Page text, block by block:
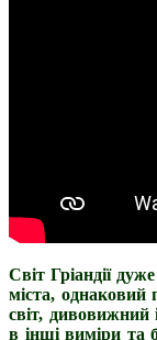
Світ Гріандії
міста,
світ,
в інші виміри та